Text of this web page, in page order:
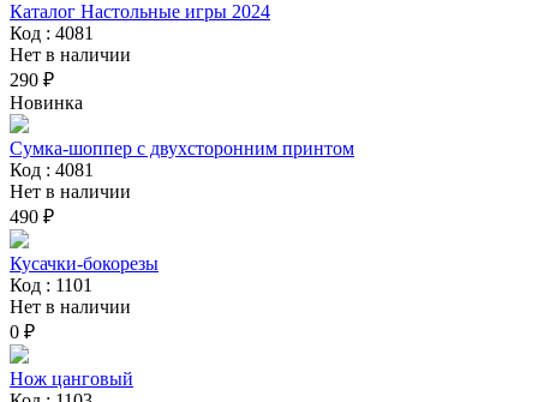
Каталог Настольные игры 2024
Код : 4081
Нет в наличии
290 ₽
Новинка
Сумка-шоппер с двухсторонним принтом
Код : 4081
Нет в наличии
490 ₽
Кусачки-бокорезы
Код : 1101
Нет в наличии
0 ₽
Нож цанговый